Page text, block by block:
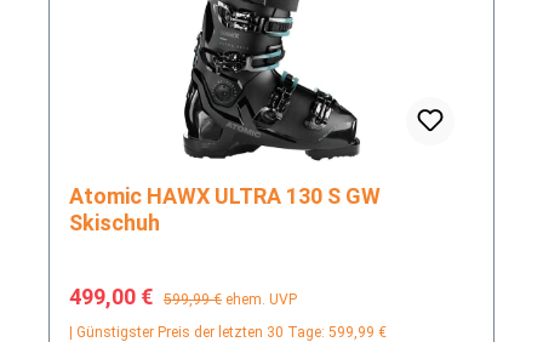
Atomic HAWX ULTRA 130 S GW
Skischuh
Verkaufspreis:
499,00 € Regulärer Preis:
599,99 € ehem. UVP
| Günstigster Preis der letzten 30 Tage: 599,99 €